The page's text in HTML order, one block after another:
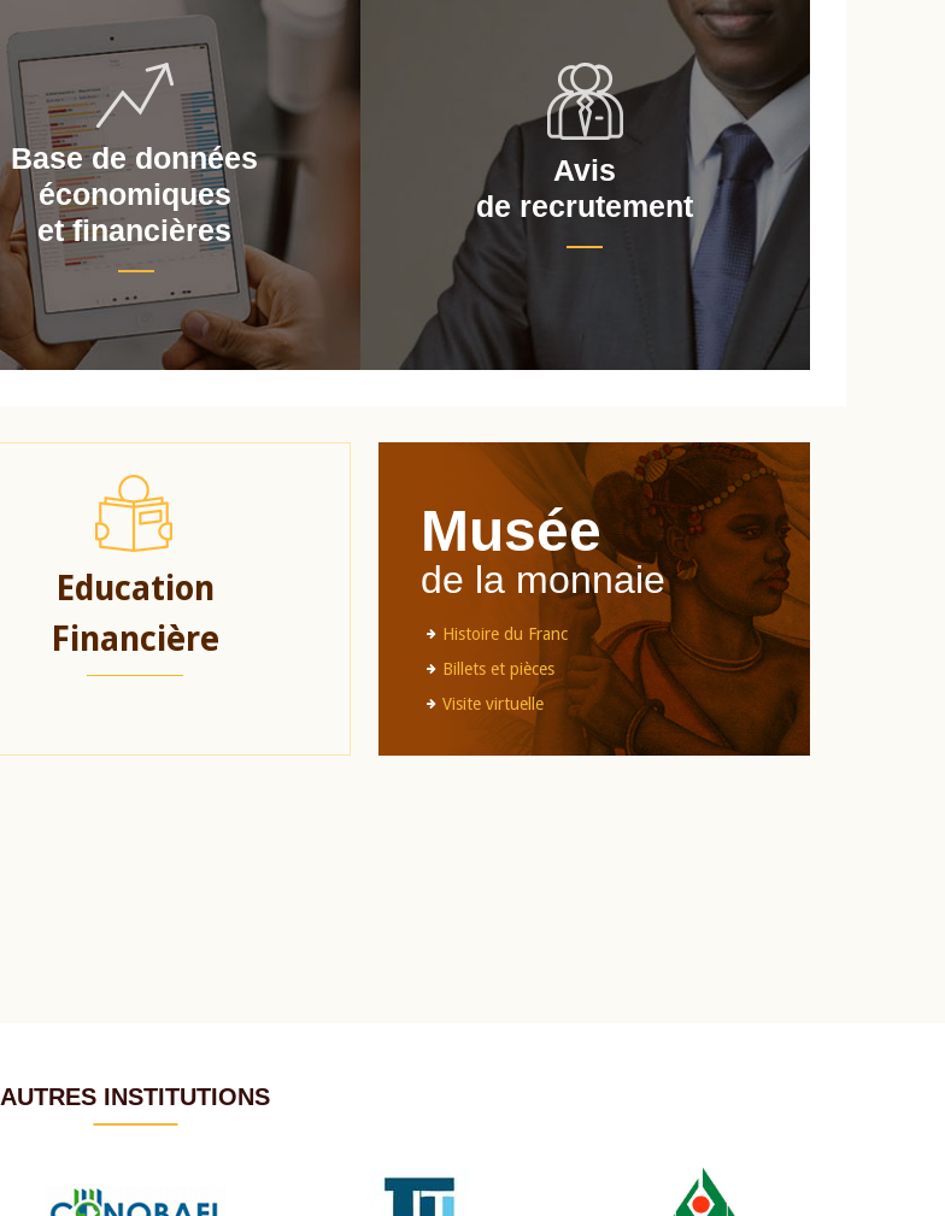
Base de données
économiques
et financières
Avis
de recrutement
Education
Financière
Musée
de la monnaie
Histoire du Franc
Billets et pièces
Visite virtuelle
AUTRES INSTITUTIONS